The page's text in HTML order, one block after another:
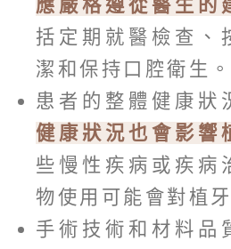
應嚴格遵從醫生的
括定期就醫檢查、
潔和保持口腔衛生。
患者的整體健康狀
健康狀況也會影響
些慢性疾病或疾病
物使用可能會對植
手術技術和材料品